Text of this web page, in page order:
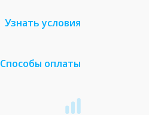
Узнать условия
Способы оплаты